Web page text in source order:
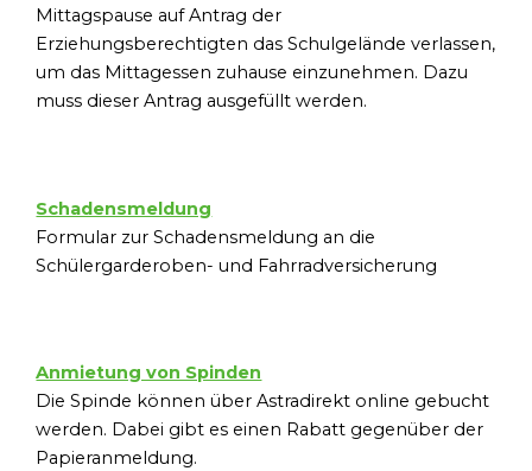
Mittagspause auf Antrag der
Erziehungsberechtigten das Schulgelände verlassen,
um das Mittagessen zuhause einzunehmen. Dazu
muss dieser Antrag ausgefüllt werden.
Schadensmeldung
Formular zur Schadensmeldung an die
Schülergarderoben- und Fahrradversicherung
Anmietung von Spinden
Die Spinde können über Astradirekt online gebucht
werden. Dabei gibt es einen Rabatt gegenüber der
Papieranmeldung.